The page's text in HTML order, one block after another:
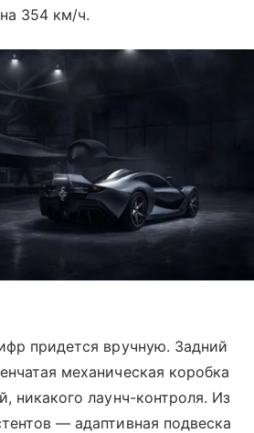
354 км/ч.
придется вручную. Задний
механическая коробка
никакого лаунч-контроля. Из
— адаптивная подвеска